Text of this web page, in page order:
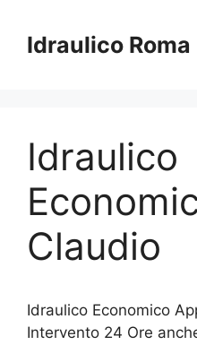
contenuto
Idraulico Roma
Idraulico
Claudio
Idraulico Economico
Intervento 24 Ore